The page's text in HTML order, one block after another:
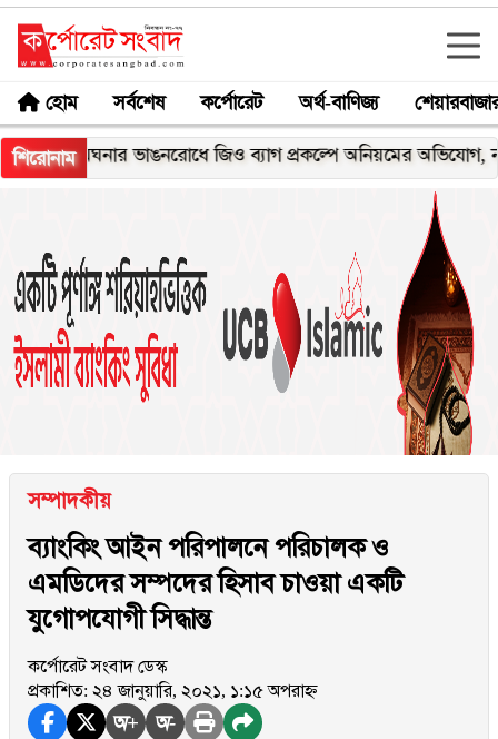
হোম সর্বশেষ কর্পোরেট অর্থ-বাণিজ্য
শিরোনামভাঙনরোধে জিও ব্যাগ প্রকল্পে অনিয়মের অভিযোগ, নদীরকূলে
সম্পাদকীয়
ব্যাংকিং আইন পরিপালনে পরিচালক ও
এমডিদের সম্পদের হিসাব চাওয়া একটি
যুগোপযোগী সিদ্ধান্ত
কর্পোরেট সংবাদ ডেস্ক
প্রকাশিত: ২৪ জানুয়ারি, ২০২১, ১:১৫ অপরাহ্ন
অ+ অ-